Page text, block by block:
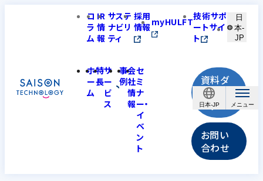
日本-JP
コ
ラ
ム
IR
情
報
サステ
ナビリ
ティ
採用
情報myHULFT技術サポ
ートサイ
ト
日
本-
JP
ホ
ー
ム
特
長
サ
ー
ビ
ス
事
例
会
社
情
報
セ
ミ
ナ
ー・
イ
ベ
ン
ト
資料ダ
ウンロ
ード
お問い
合わせ